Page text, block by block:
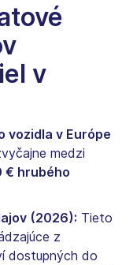
v
vozidla v Európe
medzi
€ hrubého
(2026): Tieto
z
dostupných do